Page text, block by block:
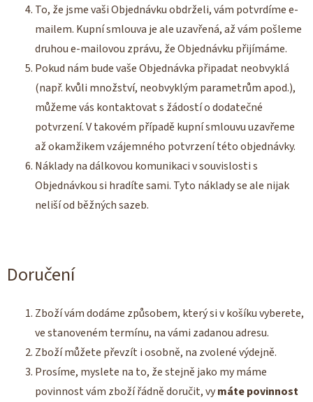
To, že jsme vaši Objednávku obdrželi, vám potvrdíme e-
mailem. Kupní smlouva je ale uzavřená, až vám pošleme
druhou e-mailovou zprávu, že Objednávku přijímáme.
Pokud nám bude vaše Objednávka připadat neobvyklá
(např. kvůli množství, neobvyklým parametrům apod.),
můžeme vás kontaktovat s žádostí o dodatečné
potvrzení. V takovém případě kupní smlouvu uzavřeme
až okamžikem vzájemného potvrzení této objednávky.
Náklady na dálkovou komunikaci v souvislosti s
Objednávkou si hradíte sami. Tyto náklady se ale nijak
neliší od běžných sazeb.
Doručení
Zboží vám dodáme způsobem, který si v košíku vyberete,
ve stanoveném termínu, na vámi zadanou adresu.
Zboží můžete převzít i osobně, na zvolené výdejně.
Prosíme, myslete na to, že stejně jako my máme
povinnost vám zboží řádně doručit, vymáte povinnost